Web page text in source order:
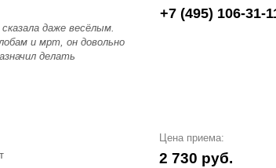
даже весёлым.
и мрт, он довольно
делать
+7 (495) 106-31-
Цена приема:
2 730 руб.